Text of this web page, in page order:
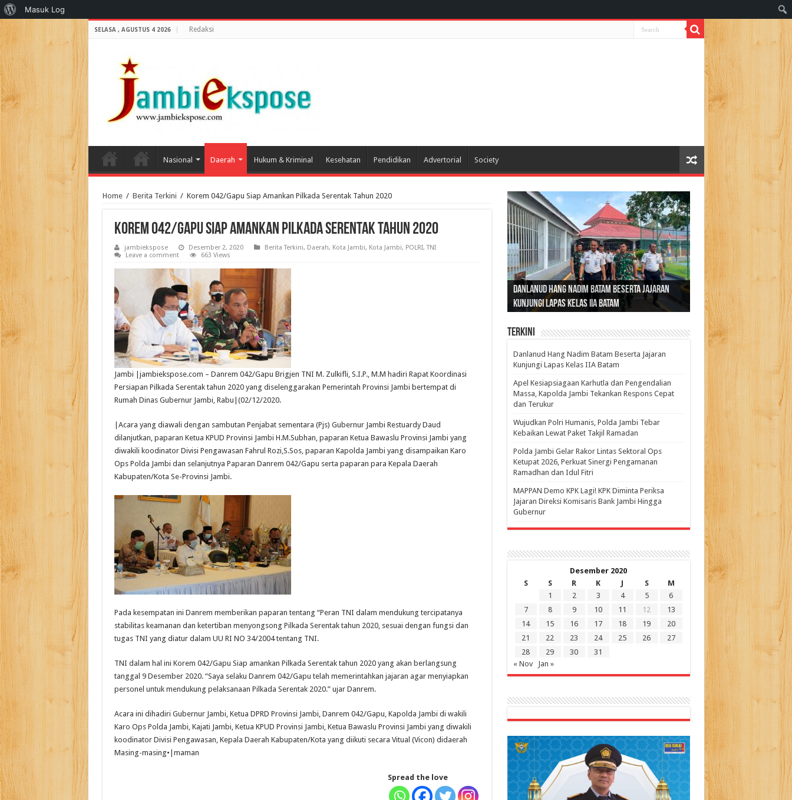
SELASA , AGUSTUS 4 2026 Redaksi
Nasional Daerah Hukum & Kriminal Kesehatan Pendidikan Advertorial Society
Home / Berita Terkini / Korem 042/Gapu Siap Amankan Pilkada Serentak Tahun 2020
Korem 042/Gapu Siap Amankan Pilkada Serentak Tahun 2020
jambiekspose Desember 2, 2020 Berita Terkini, Daerah, Kota Jambi, Kota Jambi, POLRI,TNI
Leave a comment
663 Views
Jambi |jambiekspose.com – Danrem 042/Gapu Brigjen TNI M. Zulkifli, S.I.P., M.M hadiri Rapat Koordinasi
Persiapan Pilkada Serentak tahun 2020 yang diselenggarakan Pemerintah Provinsi Jambi bertempat di
Rumah Dinas Gubernur Jambi, Rabu|(02/12/2020.
|Acara yang diawali dengan sambutan Penjabat sementara (Pjs) Gubernur Jambi Restuardy Daud
dilanjutkan, paparan Ketua KPUD Provinsi Jambi H.M.Subhan, paparan Ketua Bawaslu Provinsi Jambi yang
diwakili koodinator Divisi Pengawasan Fahrul Rozi,S.Sos, paparan Kapolda Jambi yang disampaikan Karo
Ops Polda Jambi dan selanjutnya Paparan Danrem 042/Gapu serta paparan para Kepala Daerah
Kabupaten/Kota Se-Provinsi Jambi.
Pada kesempatan ini Danrem memberikan paparan tentang “Peran TNI dalam mendukung tercipatanya
stabilitas keamanan dan ketertiban menyongsong Pilkada Serentak tahun 2020, sesuai dengan fungsi dan
tugas TNI yang diatur dalam UU RI NO 34/2004 tentang TNI.
TNI dalam hal ini Korem 042/Gapu Siap amankan Pilkada Serentak tahun 2020 yang akan berlangsung
tanggal 9 Desember 2020. “Saya selaku Danrem 042/Gapu telah memerintahkan jajaran agar menyiapkan
personel untuk mendukung pelaksanaan Pilkada Serentak 2020.” ujar Danrem.
Acara ini dihadiri Gubernur Jambi, Ketua DPRD Provinsi Jambi, Danrem 042/Gapu, Kapolda Jambi di wakili
Karo Ops Polda Jambi, Kajati Jambi, Ketua KPUD Provinsi Jambi, Ketua Bawaslu Provinsi Jambi yang diwakili
koodinator Divisi Pengawasan, Kepala Daerah Kabupaten/Kota yang diikuti secara Vitual (Vicon) didaerah
Masing-masing•|maman
Spread the love
Danlanud Hang Nadim Batam Beserta Jajaran
Kunjungi Lapas Kelas IIA Batam
Silaturahmi dan Reses Komite I DPD RI di Polda
Jambi Bahas Sinergitas Penanganan Narkotika
Gubernur Al Haris: Lomba Cerdas Cermat Sarana
Edukasi Pembentukan Karakter Generasi
Penerus
Gubernur Al Haris Dorong Koperasi Merah Putih
Cepat Beroperasi Agar Bisa Layani Masyarakat
Penuhi Kebutuhannya
Sosok Fenomenal yang Menggetarkan
Nusantara: Ratu Wangsa, Wanita Berkelas
dengan Pengaruh Internasional
Terkini
Danlanud Hang Nadim Batam Beserta Jajaran
Kunjungi Lapas Kelas IIA Batam
Apel Kesiapsiagaan Karhutla dan Pengendalian
Massa, Kapolda Jambi Tekankan Respons Cepat
dan Terukur
Wujudkan Polri Humanis, Polda Jambi Tebar
Kebaikan Lewat Paket Takjil Ramadan
Polda Jambi Gelar Rakor Lintas Sektoral Ops
Ketupat 2026, Perkuat Sinergi Pengamanan
Ramadhan dan Idul Fitri
‎MAPPAN Demo KPK Lagi! KPK Diminta Periksa
Jajaran Direksi Komisaris Bank Jambi Hingga
Gubernur ‎
Desember 2020
S
S R K J S
M
1
2 3 4 5
6
7
8 9 10 11 12
13
14
15 16 17 18 19
20
21
22 23 24 25 26
27
28
29 30
31
« Nov
Jan »
Tentang
WordPress
Masuk Log